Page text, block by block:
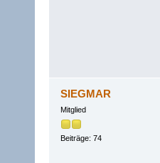
SIEGMAR
Mitglied
Beiträge: 74